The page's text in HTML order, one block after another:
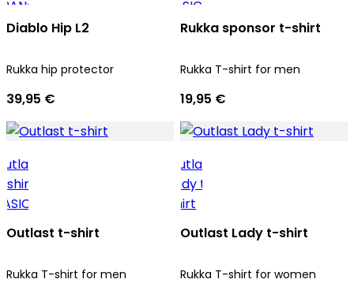
Diablo Hip L2
Rukka hip protector
39,95 €
Rukka sponsor t-shirt
Rukka T-shirt for men
19,95 €
Outlast t-shirt
Rukka T-shirt for men
Outlast Lady t-shirt
Rukka T-shirt for women